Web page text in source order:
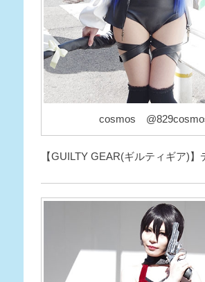
cosmos
【GUILTY GEAR(ギルティギア)】